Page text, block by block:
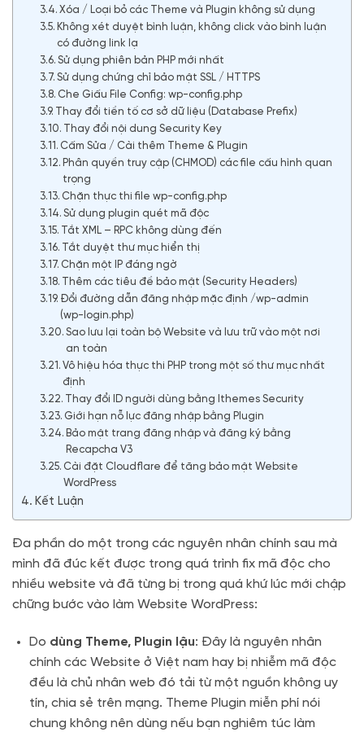
Xóa / Loại bỏ các Theme và Plugin không sử dụng
Không xét duyệt bình luận, không click vào bình luận
có đường link lạ
Sử dụng phiên bản PHP mới nhất
Sử dụng chứng chỉ bảo mật SSL / HTTPS
Che Giấu File Config: wp-config.php
Thay đổi tiền tố cơ sở dữ liệu (Database Prefix)
Thay đổi nội dung Security Key
Cấm Sửa / Cài thêm Theme & Plugin
Phân quyền truy cập (CHMOD) các file cấu hình quan
trọng
Chặn thực thi file wp-config.php
Sử dụng plugin quét mã độc
Tắt XML – RPC không dùng đến
Tắt duyệt thư mục hiển thị
Chặn một IP đáng ngờ
Thêm các tiêu đề bảo mật (Security Headers)
Đổi đường dẫn đăng nhập mặc định /wp-admin
(wp-login.php)
Sao lưu lại toàn bộ Website và lưu trữ vào một nơi
an toàn
Vô hiệu hóa thực thi PHP trong một số thư mục nhất
định
Thay đổi ID người dùng bằng Ithemes Security
Giới hạn nỗ lực đăng nhập bằng Plugin
Bảo mật trang đăng nhập và đăng ký bằng
Recapcha V3
Cài đặt Cloudflare để tăng bảo mật Website
WordPress
Kết Luận
Đa phần do một trong các nguyên nhân chính sau mà
mình đã đúc kết được trong quá trình fix mã độc cho
nhiều website và đã từng bị trong quá khứ lúc mới chập
chững bước vào làm Website WordPress:
Do dùng Theme, Plugin lậu: Đây là nguyên nhân
chính các Website ở Việt nam hay bị nhiễm mã độc
đều là chủ nhân web đó tải từ một nguồn không uy
tín, chia sẻ trên mạng. Theme Plugin miễn phí nói
chung không nên dùng nếu bạn nghiêm túc làm